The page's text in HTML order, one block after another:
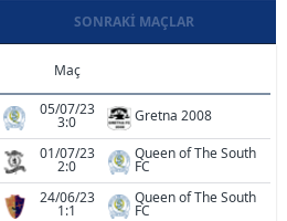
SONRAKI MAÇLAR
Maç
05/07/23
3:0 Gretna 2008
01/07/23
2:0
Queen of The South
FC
24/06/23
1:1
Queen of The South
FC